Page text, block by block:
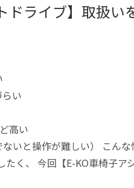
ドライブ】取扱い
い
高い
いと操作が難しい） こん
く、 今回【E-KO車椅子ア